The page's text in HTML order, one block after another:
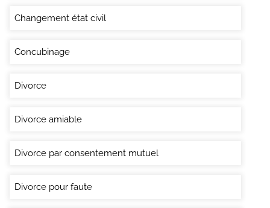
Changement état civil
Concubinage
Divorce
Divorce amiable
Divorce par consentement mutuel
Divorce pour faute